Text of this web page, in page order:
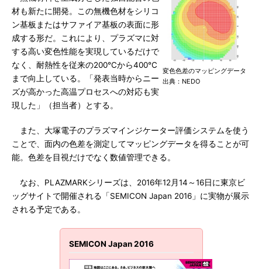
変色色差のマッピングデータ
出典：NEDO
材も新たに開発。この無機色材をシリコ
ン基板またはサファイア基板の表面に形
成する形だ。これにより、プラズマに対
する高い変色性能を実現しているだけで
なく、耐熱性を従来の200℃から400℃
まで向上している。「発表当時からニー
ズが高かった高温プロセスへの対応も実
現した」（担当者）とする。
また、大塚電子のプラズマインジケーター評価システムを使う
ことで、面内の色差を測定してマッピングデータを得ることが可
能。色差を目視だけでなく数値管理できる。
なお、PLAZMARKシリーズは、2016年12月14～16日に東京ビ
ッグサイトで開催される「SEMICON Japan 2016」に実物が展示
される予定である。
SEMICON Japan 2016